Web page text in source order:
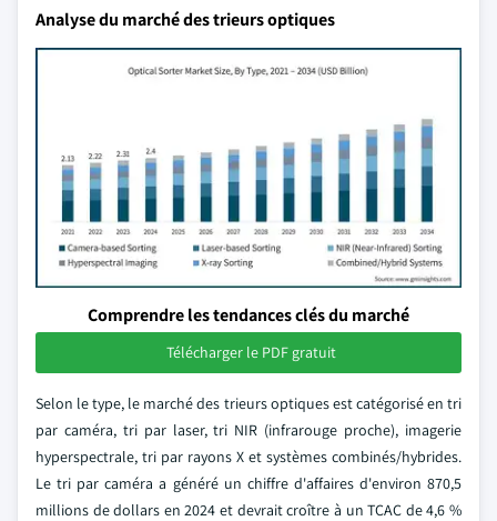
Analyse du marché des trieurs optiques
Comprendre les tendances clés du marché
Télécharger le PDF gratuit
Selon le type, le marché des trieurs optiques est catégorisé en tri
par caméra, tri par laser, tri NIR (infrarouge proche), imagerie
hyperspectrale, tri par rayons X et systèmes combinés/hybrides.
Le tri par caméra a généré un chiffre d'affaires d'environ 870,5
millions de dollars en 2024 et devrait croître à un TCAC de 4,6 %